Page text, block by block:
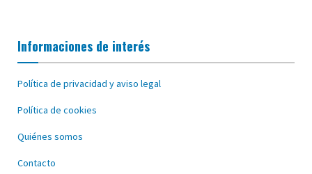
Informaciones de interés
Política de privacidad y aviso legal
Política de cookies
Quiénes somos
Contacto